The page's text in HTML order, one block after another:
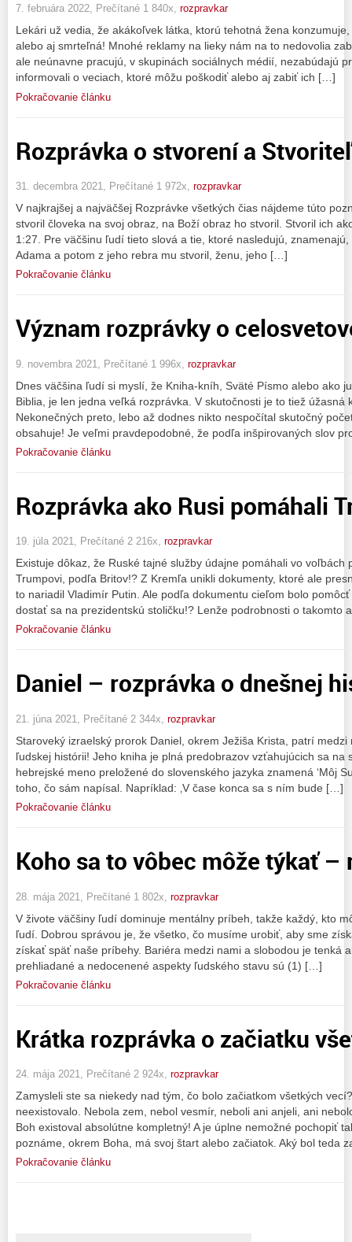
7. februára 2022, Prečítané 1 840x, rozpravkar
Lekári už vedia, že akákoľvek látka, ktorú tehotná žena
alebo aj smrteľná! Mnohé reklamy na lieky nám na to nedovolia
ale neúnavne pracujú, v skupinách sociálnych médií, nezabúdajú
informovali o veciach, ktoré môžu poškodiť alebo aj zabiť ich […]
Pokračovanie článku
Rozprávka o stvorení a
31. decembra 2021, Prečítané 1 972x, rozpravkar
V najkrajšej a najväčšej Rozprávke všetkých čias nájdeme túto
stvoril človeka na svoj obraz, na Boží obraz ho stvoril. Stvoril ich
1:27. Pre väčšinu ľudí tieto slová a tie, ktoré nasledujú,
Adama a potom z jeho rebra mu stvoril, ženu, jeho […]
Pokračovanie článku
Význam rozprávky o
9. novembra 2021, Prečítané 1 996x, rozpravkar
Dnes väčšina ľudí si myslí, že Kniha-kníh, Sväté Písmo alebo ako
Biblia, je len jedna veľká rozprávka. V skutočnosti je to tiež úžasná
Nekonečných preto, lebo až dodnes nikto nespočítal skutočný
obsahuje! Je veľmi pravdepodobné, že podľa inšpirovaných slov
Pokračovanie článku
Rozprávka ako Rusi pomáhali
19. júla 2021, Prečítané 2 216x, rozpravkar
Existuje dôkaz, že Ruské tajné služby údajne pomáhali vo voľbách
Trumpovi, podľa Britov!? Z Kremľa unikli dokumenty, ktoré ale
to nariadil Vladimír Putin. Ale podľa dokumentu cieľom bolo
dostať sa na prezidentskú stoličku!? Lenže podrobnosti o takomto
Pokračovanie článku
Daniel – rozprávka o dnešnej
21. júna 2021, Prečítané 2 344x, rozpravkar
Staroveký izraelský prorok Daniel, okrem Ježiša Krista, patrí
ľudskej histórii! Jeho kniha je plná predobrazov vzťahujúcich sa na
hebrejské meno preložené do slovenského jazyka znamená ‘Môj
toho, čo sám napísal. Napríklad: ‚V čase konca sa s ním bude […]
Pokračovanie článku
Koho sa to vôbec môže týkať –
28. mája 2021, Prečítané 1 802x, rozpravkar
V živote väčšiny ľudí dominuje mentálny príbeh, takže každý, kto
ľudí. Dobrou správou je, že všetko, čo musíme urobiť, aby sme
získať späť naše príbehy. Bariéra medzi nami a slobodou je tenká
prehliadané a nedocenené aspekty ľudského stavu sú (1) […]
Pokračovanie článku
Krátka rozprávka o začiatku
24. mája 2021, Prečítané 2 924x, rozpravkar
Zamysleli ste sa niekedy nad tým, čo bolo začiatkom všetkých
neexistovalo. Nebola zem, nebol vesmír, neboli ani anjeli, ani
Boh existoval absolútne kompletný! A je úplne nemožné pochopiť
poznáme, okrem Boha, má svoj štart alebo začiatok. Aký bol teda
Pokračovanie článku